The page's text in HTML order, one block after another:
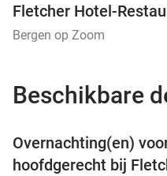
Fletcher Hotel-
Bergen op Zoom
Beschikbare
Overnachting(en)
hoofdgerecht bij